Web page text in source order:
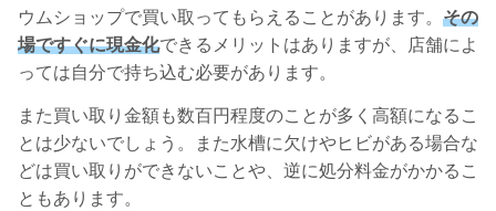
ウムショップで買い取ってもらえることがあります。 その
場ですぐに現金化できるメリットはありますが、店舗によ
っては自分で持ち込む必要があります。
また買い取り金額も数百円程度のことが多く高額になるこ
とは少ないでしょう。また水槽に欠けやヒビがある場合な
どは買い取りができないことや、逆に処分料金がかかるこ
ともあります。